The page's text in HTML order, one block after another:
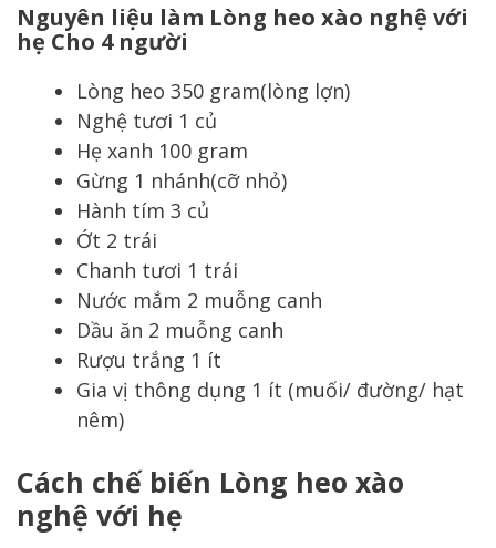
Nguyên liệu làm Lòng heo xào nghệ với
hẹ Cho 4 người
Lòng heo 350 gram(lòng lợn)
Nghệ tươi 1 củ
Hẹ xanh 100 gram
Gừng 1 nhánh(cỡ nhỏ)
Hành tím 3 củ
Ớt 2 trái
Chanh tươi 1 trái
Nước mắm 2 muỗng canh
Dầu ăn 2 muỗng canh
Rượu trắng 1 ít
Gia vị thông dụng 1 ít (muối/ đường/ hạt
nêm)
Cách chế biến Lòng heo xào
nghệ với hẹ